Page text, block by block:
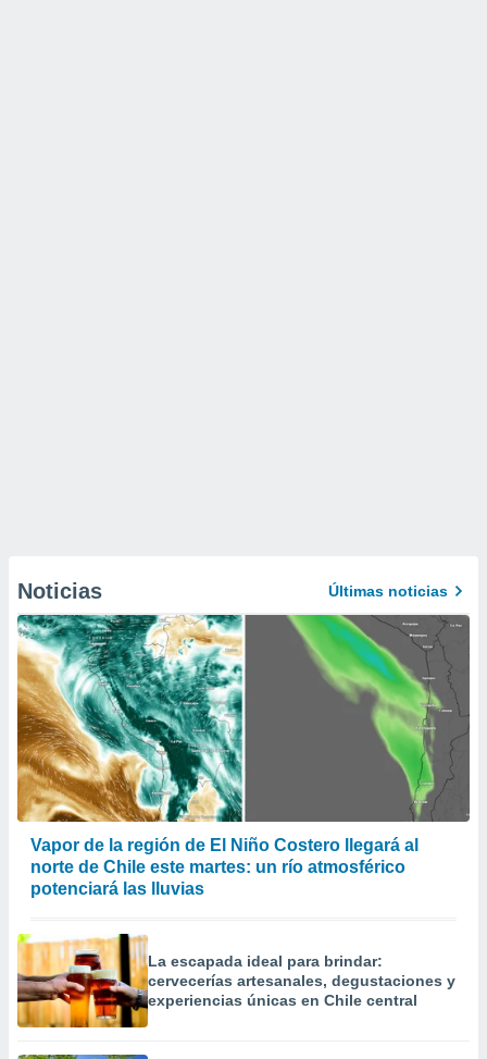
Noticias Últimas noticias
Vapor de la región de El Niño Costero llegará al
norte de Chile este martes: un río atmosférico
potenciará las lluvias
La escapada ideal para brindar:
cervecerías artesanales, degustaciones y
experiencias únicas en Chile central